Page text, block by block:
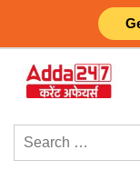
content
Search